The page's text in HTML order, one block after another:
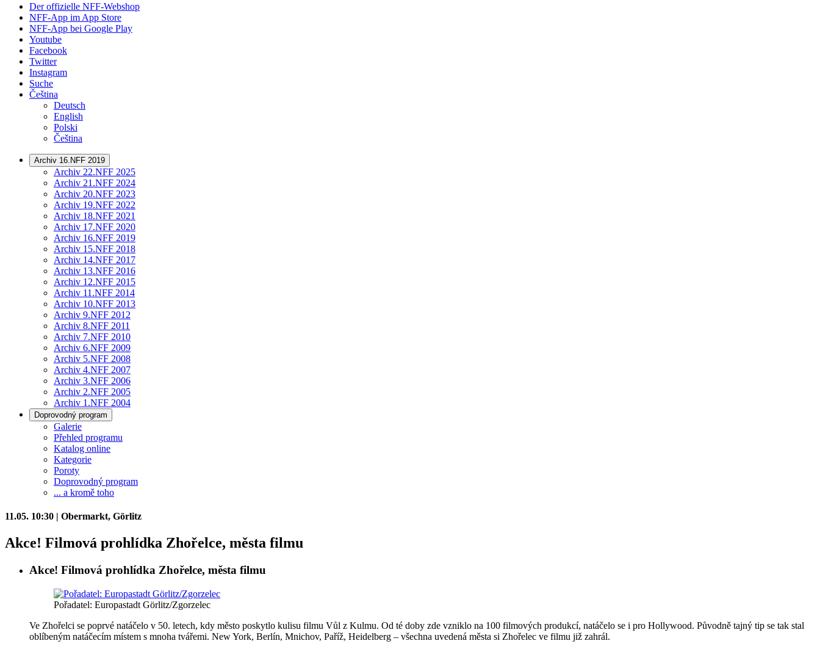
Der offizielle NFF-Webshop
NFF-App im App Store
NFF-App bei Google Play
Youtube
Facebook
Twitter
Instagram
Suche
Čeština
Deutsch
English
Polski
Čeština
Archiv 16.NFF 2019
Archiv 22.NFF 2025
Archiv 21.NFF 2024
Archiv 20.NFF 2023
Archiv 19.NFF 2022
Archiv 18.NFF 2021
Archiv 17.NFF 2020
Archiv 16.NFF 2019
Archiv 15.NFF 2018
Archiv 14.NFF 2017
Archiv 13.NFF 2016
Archiv 12.NFF 2015
Archiv 11.NFF 2014
Archiv 10.NFF 2013
Archiv 9.NFF 2012
Archiv 8.NFF 2011
Archiv 7.NFF 2010
Archiv 6.NFF 2009
Archiv 5.NFF 2008
Archiv 4.NFF 2007
Archiv 3.NFF 2006
Archiv 2.NFF 2005
Archiv 1.NFF 2004
Doprovodný program
Galerie
Přehled programu
Katalog online
Kategorie
Poroty
Doprovodný program
... a kromě toho
11.05. 10:30 | Obermarkt, Görlitz
Akce! Filmová prohlídka Zhořelce, města filmu
Akce! Filmová prohlídka Zhořelce, města filmu
Pořadatel: Europastadt Görlitz/Zgorzelec
Ve Zhořelci se poprvé natáčelo v 50. letech, kdy město poskytlo kulisu filmu Vůl z Kulmu. Od té doby zde vzniklo na 100 filmových produkcí, natáčelo se i pro Hollywood. Původně tajný tip se tak stal
oblíbeným natáčecím místem s mnoha tvářemi. New York, Berlín, Mnichov, Paříž, Heidelberg – všechna uvedená města si Zhořelec ve filmu již zahrál.